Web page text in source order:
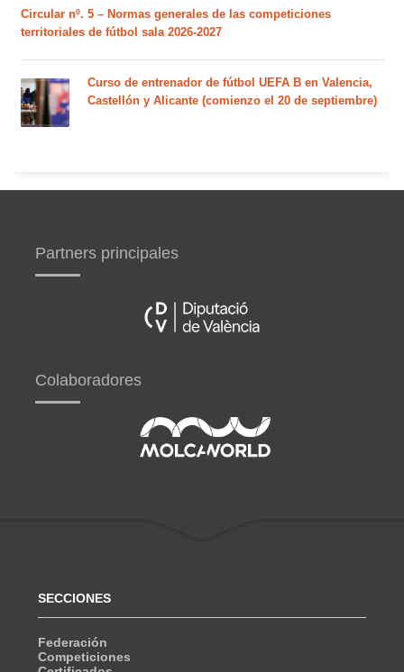
Circular nº. 5 – Normas generales de las competiciones
territoriales de fútbol sala 2026-2027
Curso de entrenador de fútbol UEFA B en Valencia,
Castellón y Alicante (comienzo el 20 de septiembre)
Partners principales
Colaboradores
SECCIONES
Federación
Competiciones